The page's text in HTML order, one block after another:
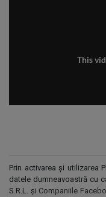
Prin activarea și utilizarea
datele dumneavoastră cu
S.R.L. și Companiile